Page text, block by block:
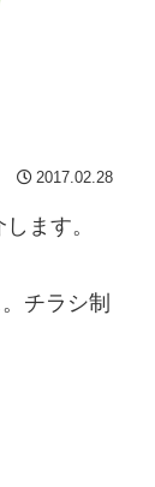
2017.02.28
ます。
チラシ制